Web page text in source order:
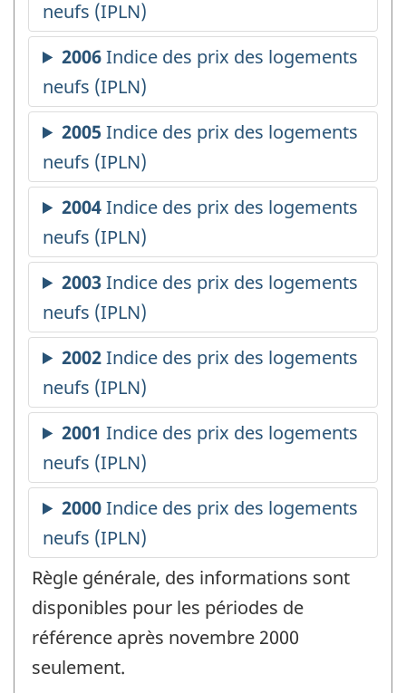
Règle générale, des informations sont
disponibles pour les périodes de
référence après novembre 2000
seulement.